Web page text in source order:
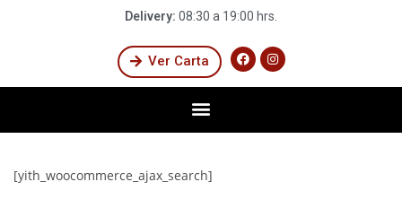
Delivery: 08:30 a 19:00 hrs.
Ver Carta
[yith_woocommerce_ajax_search]